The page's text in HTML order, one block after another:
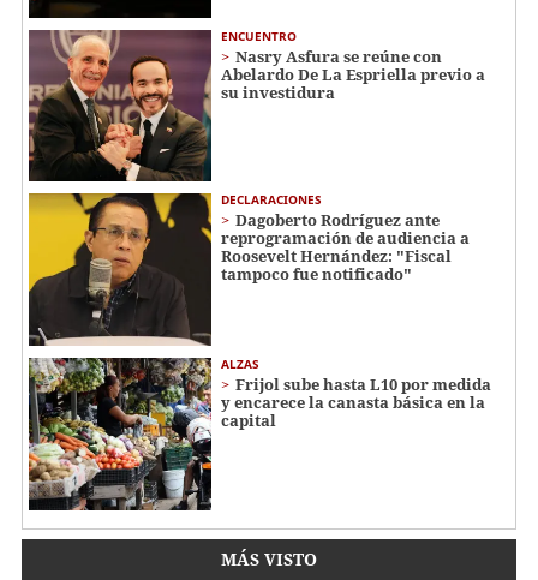
ENCUENTRO
Nasry Asfura se reúne con
Abelardo De La Espriella previo a
su investidura
DECLARACIONES
Dagoberto Rodríguez ante
reprogramación de audiencia a
Roosevelt Hernández: "Fiscal
tampoco fue notificado"
ALZAS
Frijol sube hasta L10 por medida
y encarece la canasta básica en la
capital
MÁS VISTO